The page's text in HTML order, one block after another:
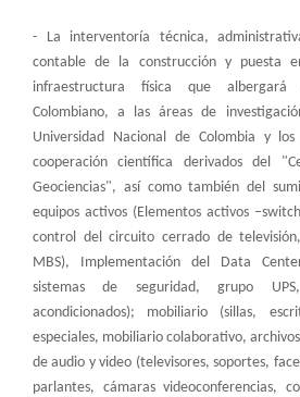
- La interventoría técnica,
contable de la construcción y puesta
infraestructura física que albergará
Colombiano, a las áreas de
Universidad Nacional de Colombia y
cooperación científica derivados del
Geociencias", así como también del
equipos activos (Elementos activos
control del circuito cerrado de
MBS), Implementación del Data
sistemas de seguridad, grupo
acondicionados); mobiliario (sillas,
especiales, mobiliario colaborativo,
de audio y video (televisores, soportes,
parlantes, cámaras videoconferencias,